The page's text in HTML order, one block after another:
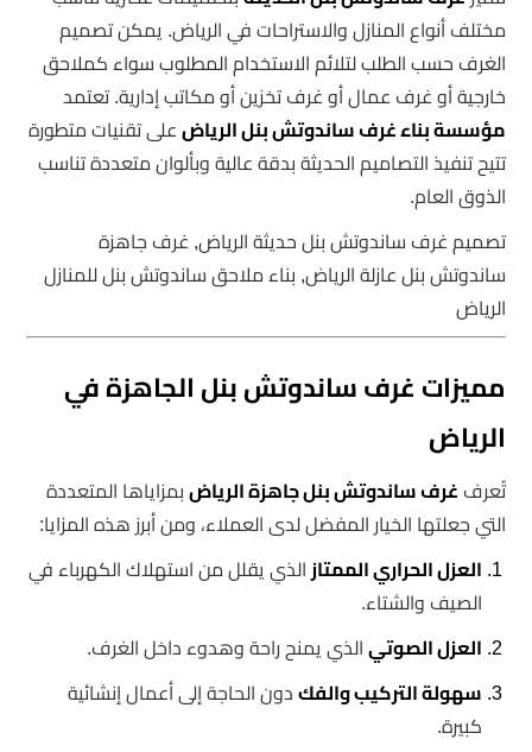
مختلف أنواع المنازل والاستراحات في الرياض. يمكن تصميم
الغرف حسب الطلب لتلائم الاستخدام المطلوب سواء كملاحق
خارجية أو غرف عمال أو غرف تخزين أو مكاتب إدارية. تعتمد
مؤسسة بناء غرف ساندوتش بنل الرياضعلى تقنيات متطورة
تتيح تنفيذ التصاميم الحديثة بدقة عالية وبألوان متعددة تناسب
الذوق العام.
تصميم غرف ساندوتش بنل حديثة الرياض, غرف جاهزة
ساندوتش بنل عازلة الرياض, بناء ملاحق ساندوتش بنل للمنازل
الرياض
مميزات غرف ساندوتش بنل الجاهزة في
الرياض
تُعرفغرف ساندوتش بنل جاهزة الرياضبمزاياها المتعددة
التي جعلتها الخيار المفضل لدى العملاء، ومن أبرز هذه المزايا:
العزل الحراري الممتازالذي يقلل من استهلاك الكهرباء في
الصيف والشتاء.
العزل الصوتيالذي يمنح راحة وهدوء داخل الغرف.
سهولة التركيب والفكدون الحاجة إلى أعمال إنشائية
كبيرة.